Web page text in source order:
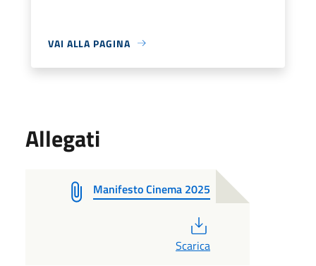
VAI ALLA PAGINA
Allegati
Manifesto Cinema 2025
Scarica